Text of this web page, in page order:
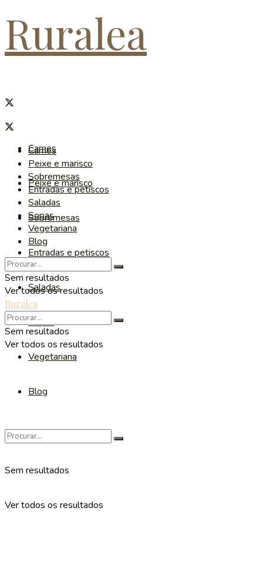
Ruralea
Carnes
Peixe e marisco
Sobremesas
Entradas e petiscos
Saladas
Sopas
Vegetariana
Blog
Sem resultados
Ver todos os resultados
Carnes
Peixe e marisco
Sobremesas
Entradas e petiscos
Saladas
Sopas
Vegetariana
Blog
Sem resultados
Ver todos os resultados
Ruralea
Sem resultados
Ver todos os resultados